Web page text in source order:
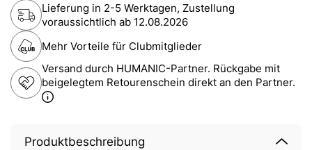
Lieferung in 2-5 Werktagen, Zustellung
voraussichtlich ab 12.08.2026
Mehr Vorteile für Clubmitglieder
Versand durch HUMANIC-Partner. Rückgabe mit
beigelegtem Retourenschein direkt an den Partner.
Produktbeschreibung